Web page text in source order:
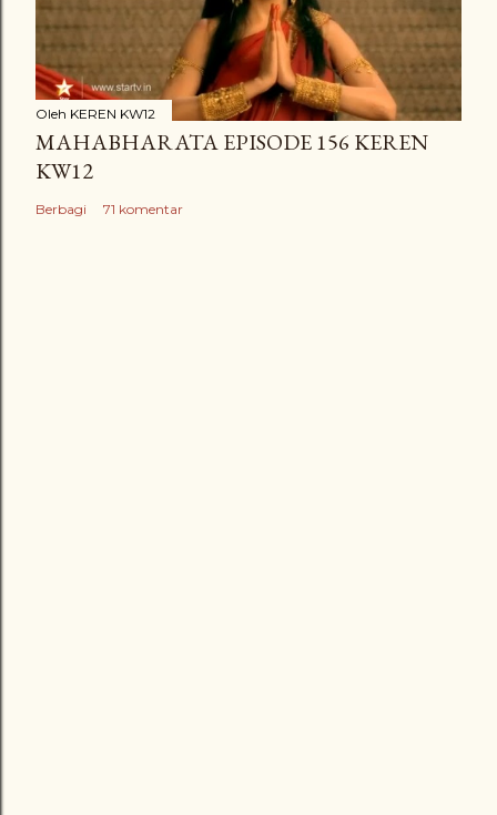
Oleh KEREN KW12
MAHABHARATA EPISODE 156 KEREN
KW12
Berbagi 71 komentar